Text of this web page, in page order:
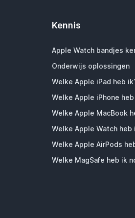
Kennis
Apple Watch bandjes
Onderwijs oplossingen
Welke Apple iPad heb
Welke Apple iPhone
Welke Apple MacBook
Welke Apple Watch heb
Welke Apple AirPods
Welke MagSafe heb ik